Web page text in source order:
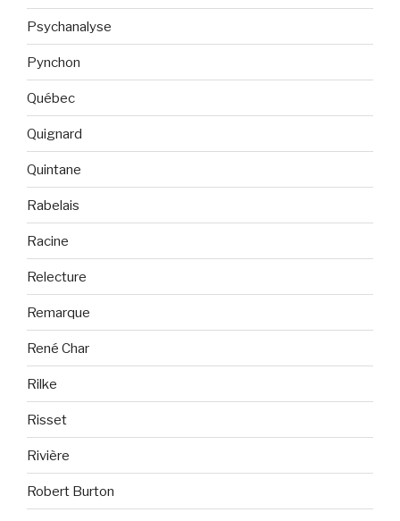
Psychanalyse
Pynchon
Québec
Quignard
Quintane
Rabelais
Racine
Relecture
Remarque
René Char
Rilke
Risset
Rivière
Robert Burton